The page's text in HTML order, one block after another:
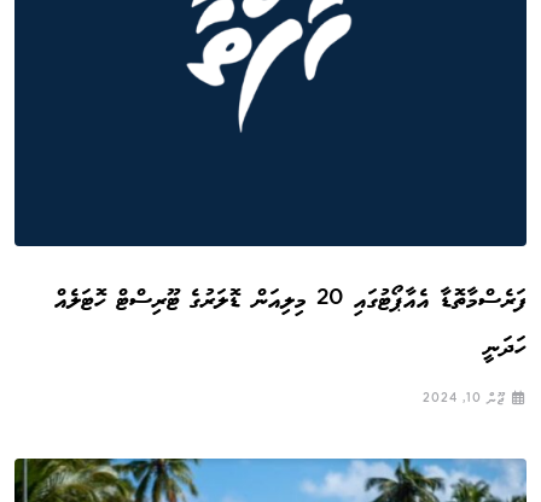
ފަރެސްމާތޮޑާ އެއާޕޯޓުގައި 20 މިލިއަން ޑޮލަރުގެ ޓޫރިސްޓް ހޮޓަލެއް
ހަދަނީ
ޖޫން 10, 2024